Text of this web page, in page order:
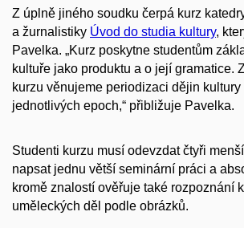
Z úplně jiného soudku čerpá kurz
a žurnalistiky Úvod do studia kultury,
Pavelka. „Kurz poskytne studentům
kultuře jako produktu a o její gramatice.
kurzu věnujeme periodizaci dějin kultury
jednotlivých epoch,“ přibližuje Pavelka.
Studenti kurzu musí odevzdat čtyři
napsat jednu větší seminární práci a
kromě znalostí ověřuje také rozpoznání
uměleckých děl podle obrázků.